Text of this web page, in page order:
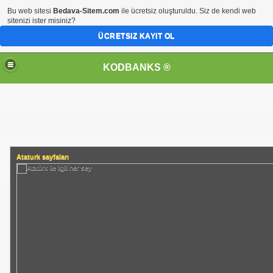
KODBANKS ®
Ataturk sayfaları
Bu web sitesi Bedava-Sitem.com ile ücretsiz oluşturuldu. Siz de kendi web
sitenizi ister misiniz?
ÜCRETSIZ KAYIT OL